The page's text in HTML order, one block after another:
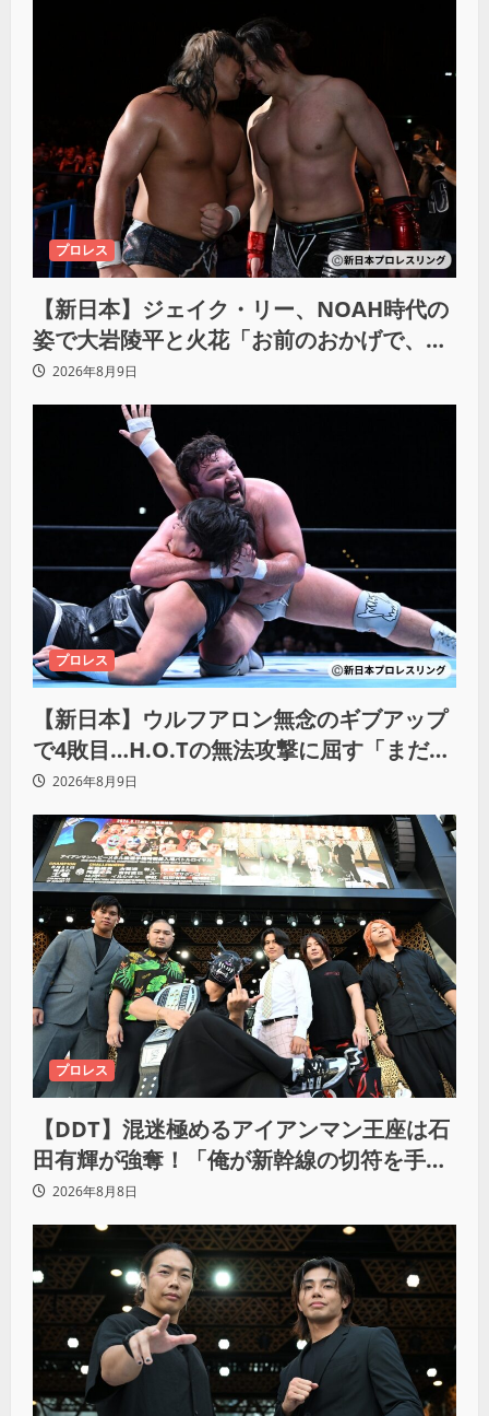
プロレス
【新日本】ジェイク・リー、NOAH時代の
姿で大岩陵平と火花「お前のおかげで、忘
れてたもの思い出したわ」
2026年8月9日
プロレス
【新日本】ウルフアロン無念のギブアップ
で4敗目…H.O.Tの無法攻撃に屈す「まだま
だ俺自身の力はこんなもんだなって」
2026年8月9日
プロレス
【DDT】混迷極めるアイアンマン王座は石
田有輝が強奪！「俺が新幹線の切符を手に
入れるからな！逃げ切るぞ」
2026年8月8日